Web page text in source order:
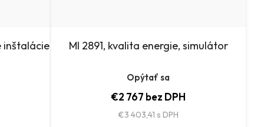
u
k
t
o
inštalácie MI 2891, kvalita energie, simulátor
Opýtať sa
€2 767 bez DPH
€3 403,41